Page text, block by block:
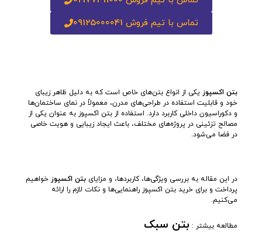
تماس با تیم فروش 09125000041
بتن اکسپوز یکی از انواع بتن‌های خاص است که به دلیل ظاهر زیبای
خود و قابلیت استفاده در طراحی‌های مدرن، معمولاً در نمای ساختمان‌ها
و دکوراسیون داخلی کاربرد دارد. استفاده از بتن اکسپوز به عنوان یکی از
مصالح تزئینی در پروژه‌های مختلف، باعث ایجاد زیبایی و هویت خاصی
در فضا می‌شود.
در این مقاله به بررسی ویژگی‌ها، کاربردها، و مزایایبتن اکسپوز خواهیم
پرداخت و برای خرید بتن اکسپوز راهنمایی‌ها و نکات لازم را ارائه
می‌کنیم.
مطالعه بیشتر :بتن سبک